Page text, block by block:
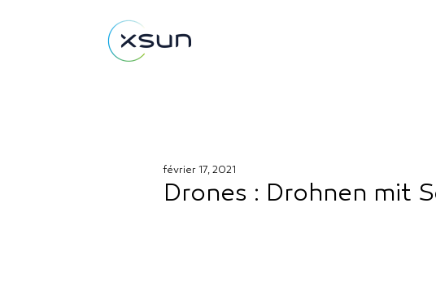
février 17, 2021
Drones : Drohnen mit